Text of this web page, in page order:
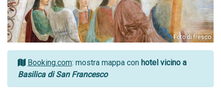
Foto di fresco
Booking.com: mostra mappa con hotel vicino a
Basilica di San Francesco